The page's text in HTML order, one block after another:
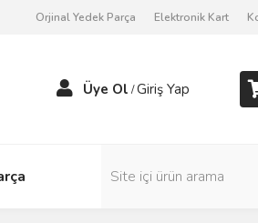
Orjinal Yedek Parça Elektronik Kart
Üye Ol /Giriş Yap